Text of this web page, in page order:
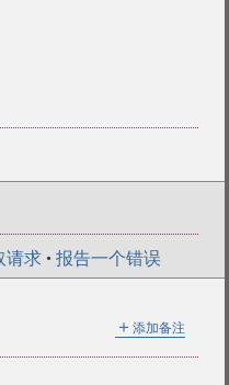
请求 • 报告一个错误
＋ 添加备注